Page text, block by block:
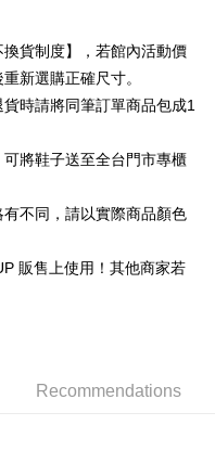
SinoPac
Bank
Bank
Bank
Far Eastern International Bank
SinoPac
Bank
Commercial Bank
Bank
Eastern International Bank
Bank SinoPac
Bank
貨制度】，若館內活動價
新選購正確尺寸。
時請將同筆訂單商品包成1
將鞋子送至全台門市專櫃
不同，請以實際商品顏色
販售上使用！其他商家若
Recommendations